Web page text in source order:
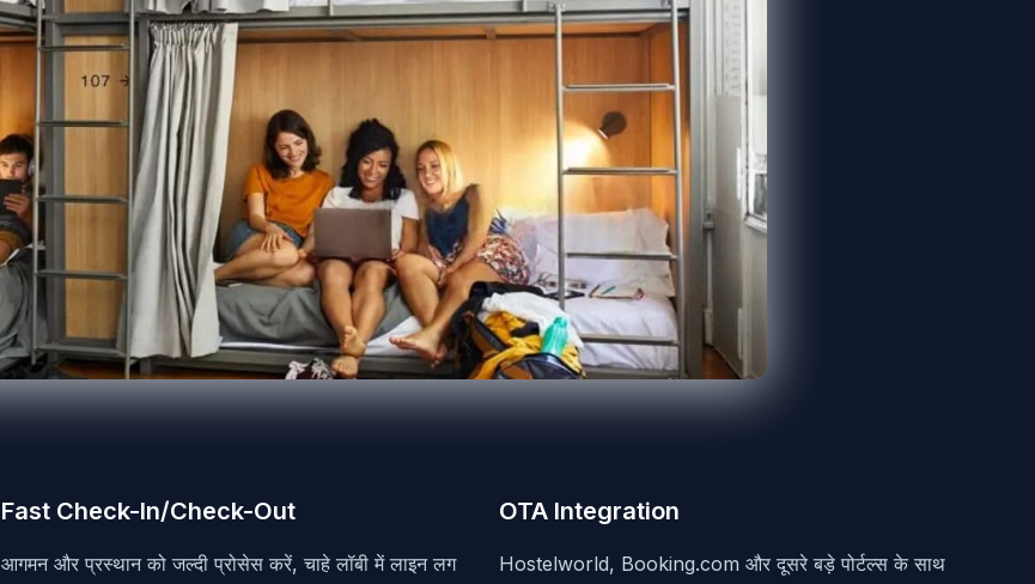
Fast Check-In/Check-Out
आगमन और प्रस्थान को जल्दी प्रोसेस करें, चाहे लॉबी में लाइन लग
OTA Integration
Hostelworld, Booking.com और दूसरे बड़े पोर्टल्स के साथ